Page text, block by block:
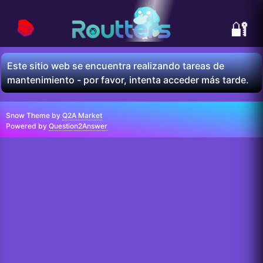
🔐
📚
Este sitio web se encuentra realizando tareas de
mantenimiento - por favor, intenta acceder más tarde.
Snow Theme by Q2A Market
Powered by Question2Answer